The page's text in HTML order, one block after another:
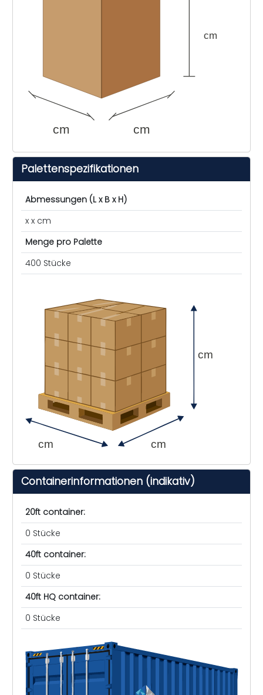
cm cm
cm
Palettenspezifikationen
Abmessungen (L x B x H)
x x cm
Menge pro Palette
400 Stücke
cm cm
cm
Containerinformationen (indikativ)
20ft container:
0 Stücke
40ft container:
0 Stücke
40ft HQ container:
0 Stücke